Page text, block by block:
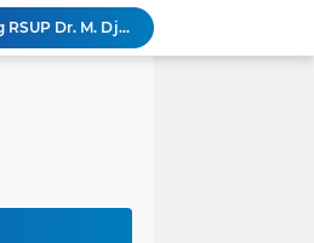
Tingkatkan Mutu Pelayanan, Pemko Pariaman Gandeng RSUP Dr. M. Djamil Padang